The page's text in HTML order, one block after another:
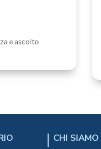
e ascolto
CHI SIAMO